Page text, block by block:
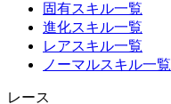
固有スキル一覧
進化スキル一覧
レアスキル一覧
ノーマルスキル一覧
レース